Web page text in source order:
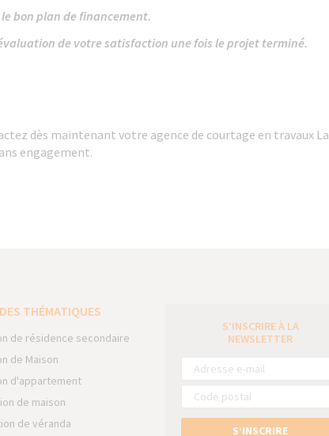
bon plan de financement.
de votre satisfaction une fois le projet terminé.
dès maintenant votre agence de courtage en travaux La
engagement.
THÉMATIQUES
de résidence secondaire
de Maison
d'appartement
de maison
de véranda
S’INSCRIRE À LA
NEWSLETTER
S’INSCRIRE